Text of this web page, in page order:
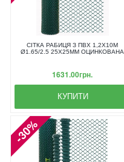
СІТКА РАБИЦЯ З ПВХ 1,2Х10М
Ø1.65/2.5 25Х25ММ ОЦИНКОВАНА
1631.00грн.
КУПИТИ
-30%